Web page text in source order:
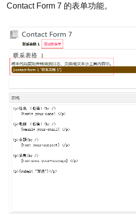
Contact Form 7 的表单功能。